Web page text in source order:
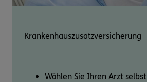
Krankenhauszusatz­versicherung
Wählen Sie Ihren Arzt selbst